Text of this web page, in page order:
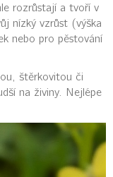
rozrůstají a tvoří v
nízký vzrůst (výška
nebo pro pěstování
štěrkovitou či
na živiny. Nejlépe